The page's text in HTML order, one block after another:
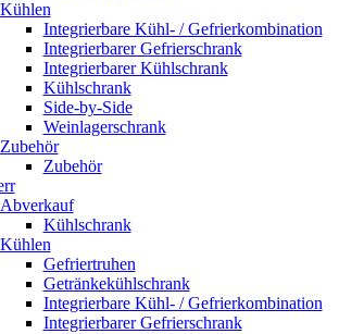
Kühlen
Integrierbare Kühl- / Gefrierkombination
Integrierbarer Gefrierschrank
Integrierbarer Kühlschrank
Kühlschrank
Side-by-Side
Weinlagerschrank
Zubehör
Zubehör
Abverkauf
Kühlschrank
Kühlen
Gefriertruhen
Getränkekühlschrank
Integrierbare Kühl- / Gefrierkombination
Integrierbarer Gefrierschrank